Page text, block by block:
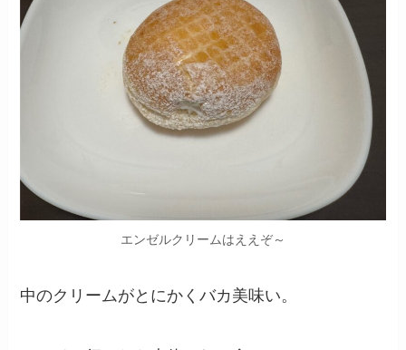
エンゼルクリームはええぞ～
中のクリームがとにかくバカ美味い。